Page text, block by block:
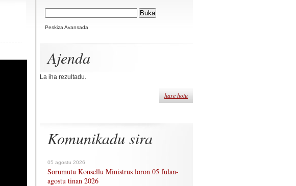
Peskiza Avansada
Ajenda
La iha rezultadu.
hare hotu
Komunikadu sira
05 agostu 2026
Sorumutu Konsellu Ministrus loron 05 fulan-
agostu tinan 2026